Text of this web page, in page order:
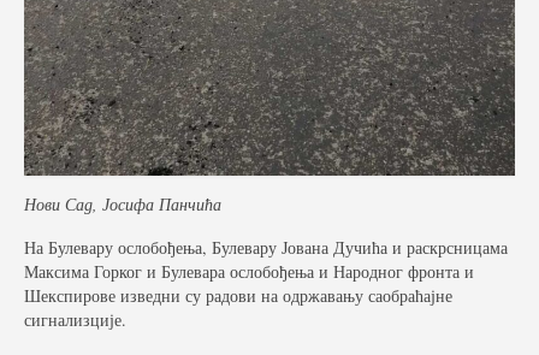
Нови Сад, Јосифа Панчића
На Булевару ослобођења, Булевару Јована Дучића и раскрсницама
Максима Горког и Булевара ослобођења и Народног фронта и
Шекспирове изведни су радови на одржавању саобраћајне
сигнализције.